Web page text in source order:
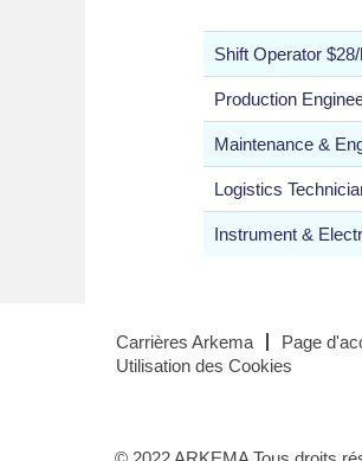
Shift Operator
Production
Maintenance &
Logistics
Instrument &
Carrières Arkema Page
Utilisation des Cookies